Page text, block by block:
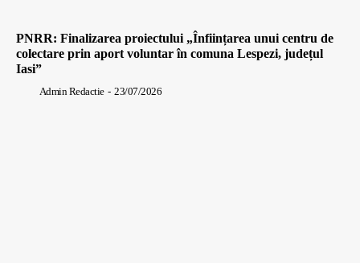
PNRR: Finalizarea proiectului „Înființarea unui centru de
colectare prin aport voluntar în comuna Lespezi, județul
Iasi”
Admin Redactie - 23/07/2026